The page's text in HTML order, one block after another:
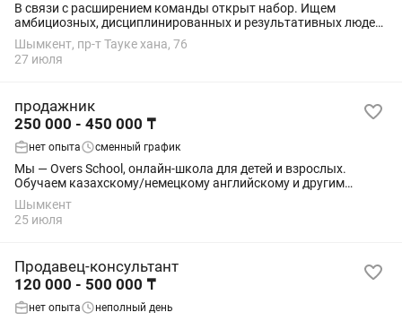
В связи с расширением команды открыт набор. Ищем
амбициозных, дисциплинированных и результативных людей,
готовых работать на высокий результат. Требования: •
ответственность и инициативность; •...
Шымкент, пр-т Тауке хана, 76
27 июля
продажник
250 000 - 450 000 ₸
нет опыта сменный график
Мы — Overs School, онлайн-школа для детей и взрослых.
Обучаем казахскому/немецкому английскому и другим
направлениям Помимо основного обучения с нашими
преподавателями, мы запускаем закрытые...
Шымкент
25 июля
Продавец-консультант
120 000 - 500 000 ₸
нет опыта неполный день